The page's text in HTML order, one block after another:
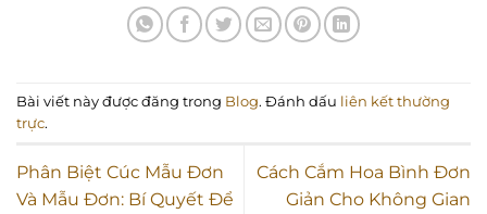
Bài viết này được đăng trong Blog. Đánh dấu liên kết thường
trực.
Phân Biệt Cúc Mẫu Đơn
Và Mẫu Đơn: Bí Quyết Để
Cách Cắm Hoa Bình Đơn
Giản Cho Không Gian